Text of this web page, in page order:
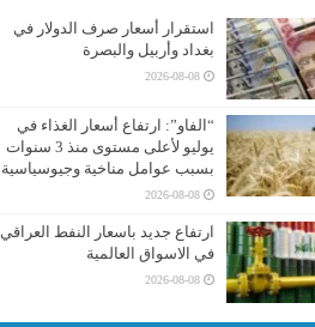
استقرار أسعار صرف الدولار في
بغداد وأربيل والبصرة
2026-08-08
“الفاو”: ارتفاع أسعار الغذاء في
يوليو لأعلى مستوى منذ 3 سنوات
بسبب عوامل مناخية وجيوسياسية
2026-08-08
ارتفاع جديد باسعار النفط العراقي
في الاسواق العالمية
2026-08-08